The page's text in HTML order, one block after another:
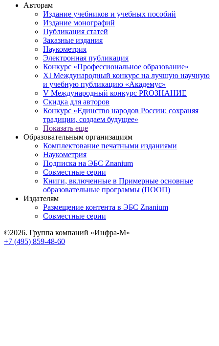
Авторам
Издание учебников и учебных пособий
Издание монографий
Публикация статей
Заказные издания
Наукометрия
Электронная публикация
Конкурс «Профессиональное образование»
XI Международный конкурс на лучшую научную
и учебную публикацию «Академус»
V Международный конкурс PROЗНАНИЕ
Скидка для авторов
Конкурс «Единство народов России: сохраняя
традиции, создаем будущее»
Показать еще
Образовательным организациям
Комплектование печатными изданиями
Наукометрия
Подписка на ЭБС Znanium
Совместные серии
Книги, включенные в Примерные основные
образовательные программы (ПООП)
Издателям
Размещение контента в ЭБС Znanium
Совместные серии
©2026. Группа компаний «Инфра-М»
+7 (495) 859-48-60